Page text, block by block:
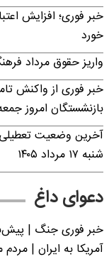
خورد
واریز حقوق مرداد
خبر فوری از واکنش
بازنشستگان امروز جمعه ۱۶ مرداد
آخرین وضعیت تعطیلی
شنبه ۱۷ مرداد ۱۴۰۵
دعوای داغ
خبر فوری جنگ |
آمریکا به ایران |